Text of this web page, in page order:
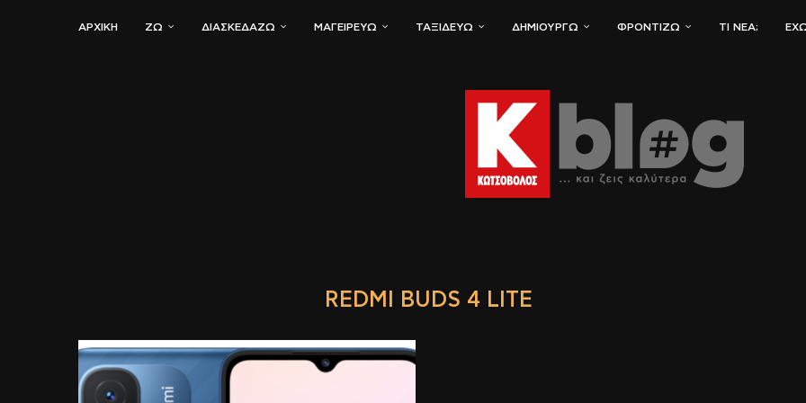
ΑΡΧΙΚΗ ΖΏ ΔΙΑΣΚΕΔΆΖΩ ΜΑΓΕΙΡΕΎΩ ΤΑΞΙΔΕΎΩ ΔΗΜΙΟΥΡΓΏ ΦΡΟΝΤΊΖΩ ΤΙ ΝΈΑ;
REDMI BUDS 4 LITE